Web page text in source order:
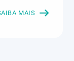
MRO e
Papel e
MAIS